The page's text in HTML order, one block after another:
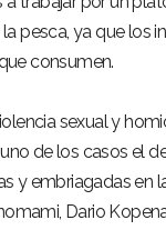
pesca, ya que los
consumen.
sexual y
de los casos el
y embriagadas en
Dario